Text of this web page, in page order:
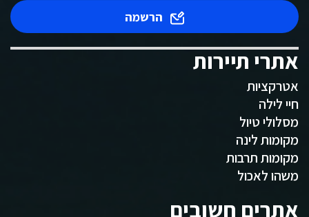
הרשמה
אתרי תיירות
אטרקציות
חיי לילה
מסלולי טיול
מקומות לינה
מקומות תרבות
משהו לאכול
אתרים חשובים